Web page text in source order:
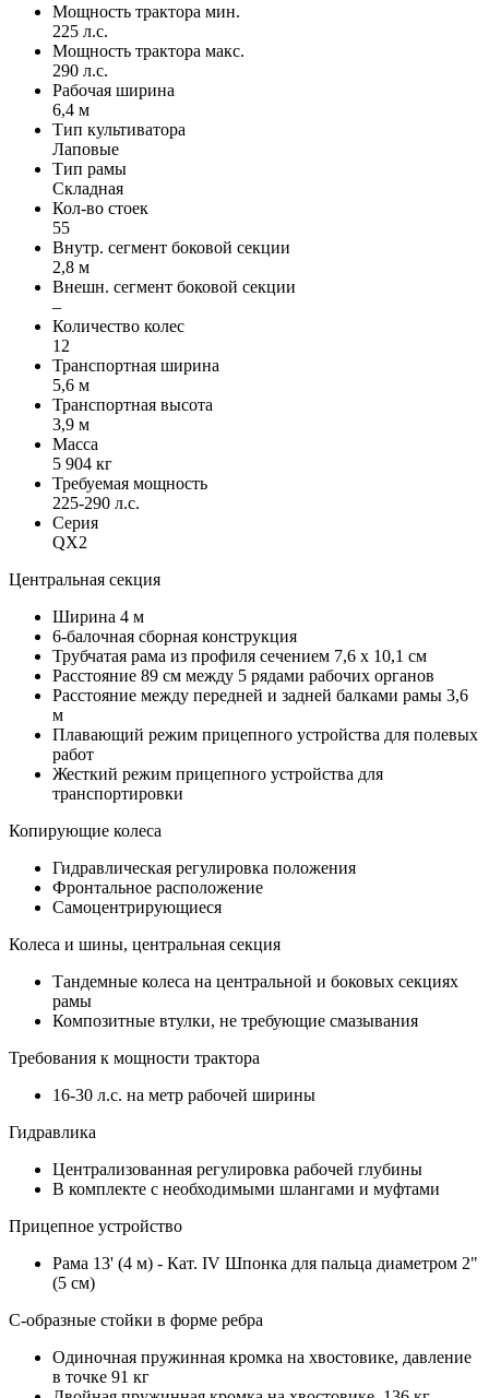
Мощность трактора мин.
225 л.с.
Мощность трактора макс.
290 л.с.
Рабочая ширина
6,4 м
Тип культиватора
Лаповые
Тип рамы
Складная
Кол-во стоек
55
Внутр. сегмент боковой секции
2,8 м
Внешн. сегмент боковой секции
–
Количество колес
12
Транспортная ширина
5,6 м
Транспортная высота
3,9 м
Масса
5 904 кг
Требуемая мощность
225-290 л.с.
Серия
QX2
Центральная секция
Ширина 4 м
6-балочная сборная конструкция
Трубчатая рама из профиля сечением 7,6 x 10,1 см
Расстояние 89 см между 5 рядами рабочих органов
Расстояние между передней и задней балками рамы 3,6
м
Плавающий режим прицепного устройства для полевых
работ
Жесткий режим прицепного устройства для
транспортировки
Копирующие колеса
Гидравлическая регулировка положения
Фронтальное расположение
Самоцентрирующиеся
Колеса и шины, центральная секция
Тандемные колеса на центральной и боковых секциях
рамы
Композитные втулки, не требующие смазывания
Требования к мощности трактора
16-30 л.с. на метр рабочей ширины
Гидравлика
Централизованная регулировка рабочей глубины
В комплекте с необходимыми шлангами и муфтами
Прицепное устройство
Рама 13' (4 м) - Кат. IV Шпонка для пальца диаметром 2"
(5 см)
С-образные стойки в форме ребра
Одиночная пружинная кромка на хвостовике, давление
в точке 91 кг